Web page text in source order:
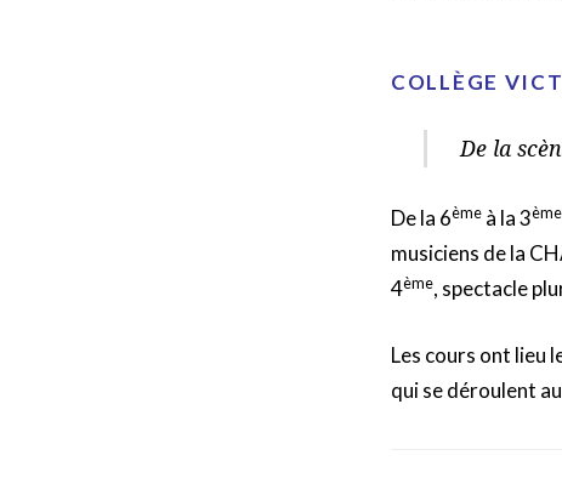
COLLÈGE
De la
De la 6ème à la 3ème
musiciens de la
4ème, spectacle
Les cours ont lieu
qui se déroulent